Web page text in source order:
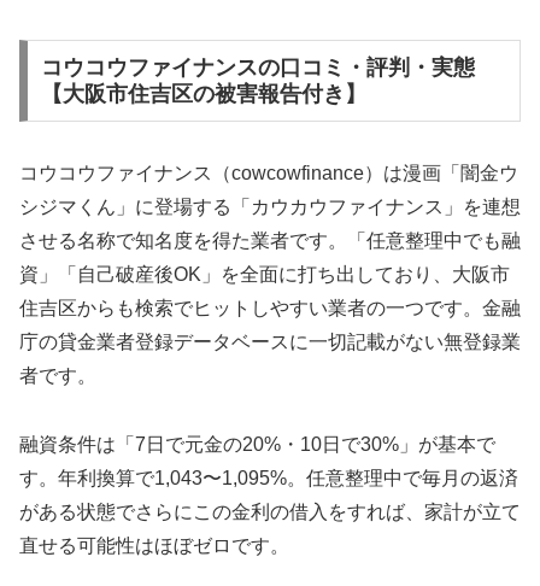
コウコウファイナンスの口コミ・評判・実態
【大阪市住吉区の被害報告付き】
コウコウファイナンス（cowcowfinance）は漫画「闇金ウ
シジマくん」に登場する「カウカウファイナンス」を連想
させる名称で知名度を得た業者です。「任意整理中でも融
資」「自己破産後OK」を全面に打ち出しており、大阪市
住吉区からも検索でヒットしやすい業者の一つです。金融
庁の貸金業者登録データベースに一切記載がない無登録業
者です。
融資条件は「7日で元金の20%・10日で30%」が基本で
す。年利換算で1,043〜1,095%。任意整理中で毎月の返済
がある状態でさらにこの金利の借入をすれば、家計が立て
直せる可能性はほぼゼロです。